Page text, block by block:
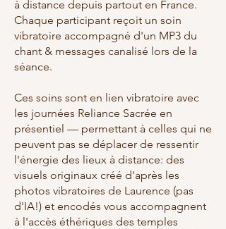
à distance depuis partout en France.
Chaque participant reçoit un soin
vibratoire accompagné d'un MP3 du
chant & messages canalisé lors de la
séance.
Ces soins sont en lien vibratoire avec
les journées Reliance Sacrée en
présentiel — permettant à celles qui ne
peuvent pas se déplacer de ressentir
l'énergie des lieux à distance: des
visuels originaux créé d'après les
photos vibratoires de Laurence (pas
d'IA!) et encodés vous accompagnent
à l'accès éthériques des temples